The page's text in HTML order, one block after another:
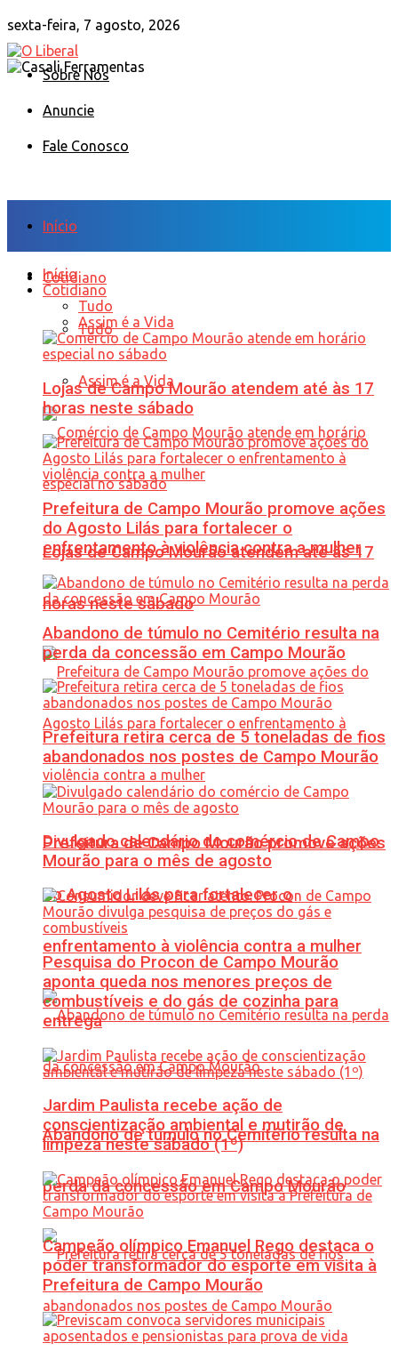
sexta-feira, 7 agosto, 2026
Sobre Nós
Anuncie
Fale Conosco
Início
Cotidiano
Tudo
Assim é a Vida
Lojas de Campo Mourão atendem até às 17
horas neste sábado
Prefeitura de Campo Mourão promove ações
do Agosto Lilás para fortalecer o
enfrentamento à violência contra a mulher
Abandono de túmulo no Cemitério resulta na
perda da concessão em Campo Mourão
Início
Cotidiano
Tudo
Assim é a Vida
Lojas de Campo Mourão atendem até às 17
horas neste sábado
Prefeitura de Campo Mourão promove ações
do Agosto Lilás para fortalecer o
enfrentamento à violência contra a mulher
Abandono de túmulo no Cemitério resulta na
perda da concessão em Campo Mourão
Prefeitura retira cerca de 5 toneladas de fios
abandonados nos postes de Campo Mourão
Divulgado calendário do comércio de Campo
Mourão para o mês de agosto
Pesquisa do Procon de Campo Mourão
aponta queda nos menores preços de
combustíveis e do gás de cozinha para
entrega
Jardim Paulista recebe ação de
conscientização ambiental e mutirão de
limpeza neste sábado (1º)
Campeão olímpico Emanuel Rego destaca o
poder transformador do esporte em visita à
Prefeitura de Campo Mourão